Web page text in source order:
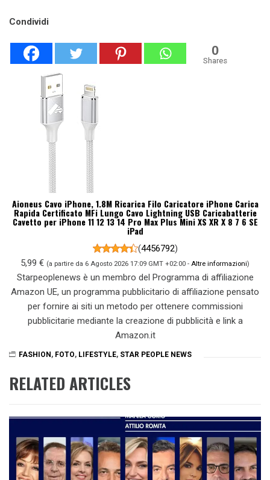
Condividi
0
Shares
Aioneus Cavo iPhone, 1.8M Ricarica Filo Caricatore iPhone Carica
Rapida Certificato MFi Lungo Cavo Lightning USB Caricabatterie
Cavetto per iPhone 11 12 13 14 Pro Max Plus Mini XS XR X 8 7 6 SE
iPad
(4456792)
5,99 € (a partire da 6 Agosto 2026 17:09 GMT +02:00 - Altre informazioni)
Starpeoplenews è un membro del Programma di affiliazione
Amazon UE, un programma pubblicitario di affiliazione pensato
per fornire ai siti un metodo per ottenere commissioni
pubblicitarie mediante la creazione di pubblicità e link a
Amazon.it
FASHION , FOTO, LIFESTYLE, STAR PEOPLE NEWS
RELATED ARTICLES